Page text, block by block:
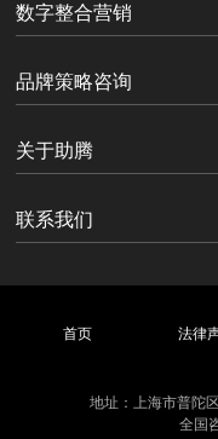
数字整合营销
品牌策略咨询
关于助腾
联系我们
首页 法律
地址：上海市普陀
全国